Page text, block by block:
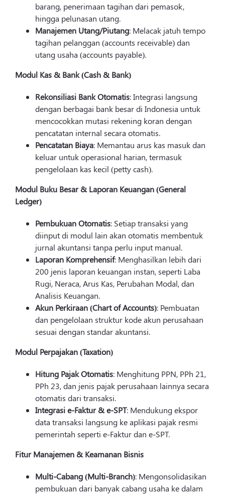
barang, penerimaan tagihan dari pemasok,
hingga pelunasan utang.
Manajemen Utang/Piutang: Melacak jatuh tempo
tagihan pelanggan (accounts receivable) dan
utang usaha (accounts payable).
Modul Kas & Bank (Cash & Bank)
Rekonsiliasi Bank Otomatis: Integrasi langsung
dengan berbagai bank besar di Indonesia untuk
mencocokkan mutasi rekening koran dengan
pencatatan internal secara otomatis.
Pencatatan Biaya: Memantau arus kas masuk dan
keluar untuk operasional harian, termasuk
pengelolaan kas kecil (petty cash).
Modul Buku Besar & Laporan Keuangan (General
Ledger)
Pembukuan Otomatis: Setiap transaksi yang
diinput di modul lain akan otomatis membentuk
jurnal akuntansi tanpa perlu input manual.
Laporan Komprehensif: Menghasilkan lebih dari
200 jenis laporan keuangan instan, seperti Laba
Rugi, Neraca, Arus Kas, Perubahan Modal, dan
Analisis Keuangan.
Akun Perkiraan (Chart of Accounts): Pembuatan
dan pengelolaan struktur kode akun perusahaan
sesuai dengan standar akuntansi.
Modul Perpajakan (Taxation)
Hitung Pajak Otomatis: Menghitung PPN, PPh 21,
PPh 23, dan jenis pajak perusahaan lainnya secara
otomatis dari transaksi.
Integrasi e-Faktur & e-SPT: Mendukung ekspor
data transaksi langsung ke aplikasi pajak resmi
pemerintah seperti e-Faktur dan e-SPT.
Fitur Manajemen & Keamanan Bisnis
Multi-Cabang (Multi-Branch): Mengonsolidasikan
pembukuan dari banyak cabang usaha ke dalam